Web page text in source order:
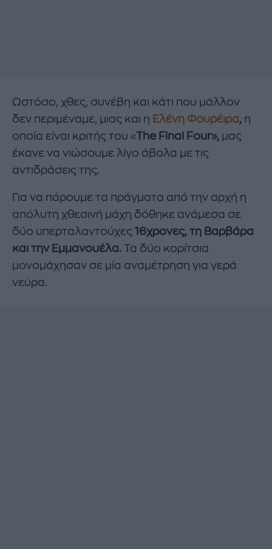
Ωστόσο, χθες, συνέβη και κάτι που μάλλον
δεν περιμέναμε, μιας και η Ελένη Φουρέιρα, η
οποία είναι κριτής του «The Final Four», μας
έκανε να νιώσουμε λίγο άβολα με τις
αντιδράσεις της.
Για να πάρουμε τα πράγματα από την αρχή η
απόλυτη χθεσινή μάχη δόθηκε ανάμεσα σε
δύο υπερταλαντούχες 16χρονες, τη Βαρβάρα
και την Εμμανουέλα. Τα δύο κορίτσια
μονομάχησαν σε μία αναμέτρηση για γερά
νεύρα.